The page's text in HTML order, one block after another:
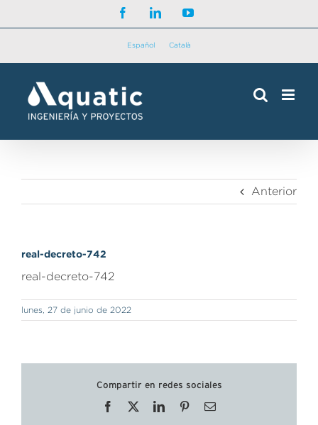
FacebookLinkedInYouTube
Español Català
Anterior
real-decreto-742
real-decreto-742
lunes, 27 de junio de 2022
Compartir en redes sociales
Facebook LinkedInPinterestCorreo